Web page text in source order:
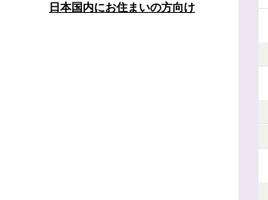
日本国内にお住まいの方向け